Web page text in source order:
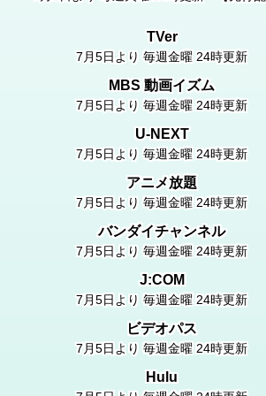
「ココハドコ」に決定！！
か？」エンディングテーマは、安野希世
て鬼島ほまれのレイヤー登場!!
式サイト、公式Twitterがオープンしま
TVer
7月5日より 毎週金曜 24時更新
MBS 動画イズム
7月5日より 毎週金曜 24時更新
U-NEXT
7月5日より 毎週金曜 24時更新
アニメ放題
7月5日より 毎週金曜 24時更新
バンダイチャンネル
7月5日より 毎週金曜 24時更新
J:COM
7月5日より 毎週金曜 24時更新
ビデオパス
7月5日より 毎週金曜 24時更新
Hulu